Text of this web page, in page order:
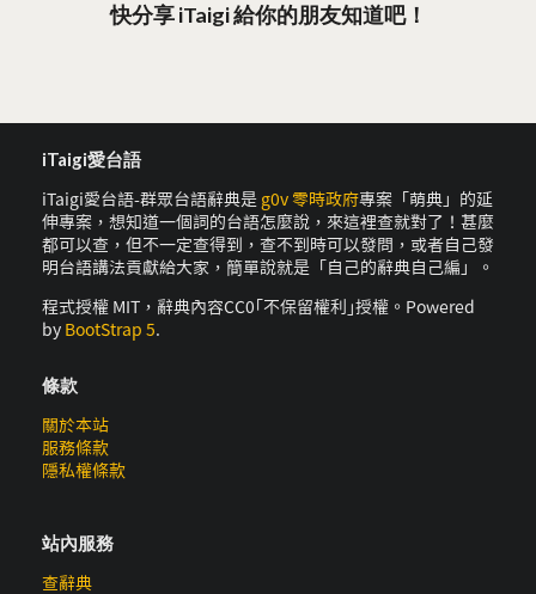
快分享 iTaigi 給你的朋友知道吧！
iTaigi愛台語
iTaigi愛台語-群眾台語辭典是 g0v 零時政府專案「萌典」的延
伸專案，想知道一個詞的台語怎麼說，來這裡查就對了！甚麼
都可以查，但不一定查得到，查不到時可以發問，或者自己發
明台語講法貢獻給大家，簡單說就是「自己的辭典自己編」。
程式授權 MIT，辭典內容CC0｢不保留權利｣授權。Powered
by BootStrap 5.
條款
關於本站
服務條款
隱私權條款
站內服務
查辭典